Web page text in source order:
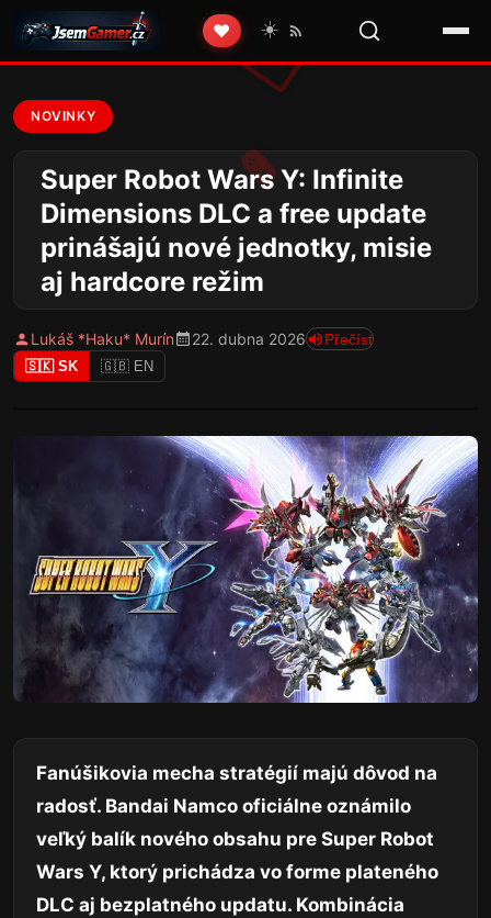
❤️ ☀️
NOVINKY
Super Robot Wars Y: Infinite
Dimensions DLC a free update
prinášajú nové jednotky, misie
aj hardcore režim
Lukáš *Haku* Murín 22. dubna 2026 Přečíst
🇸🇰 SK 🇬🇧 EN
Fanúšikovia mecha stratégií majú dôvod na
radosť. Bandai Namco oficiálne oznámilo
veľký balík nového obsahu pre Super Robot
Wars Y, ktorý prichádza vo forme plateného
DLC aj bezplatného updatu. Kombinácia